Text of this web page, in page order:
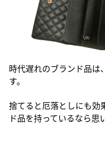
時代遅れのブランド品は、
す。
捨てると厄落としにも効
ド品を持っているなら思